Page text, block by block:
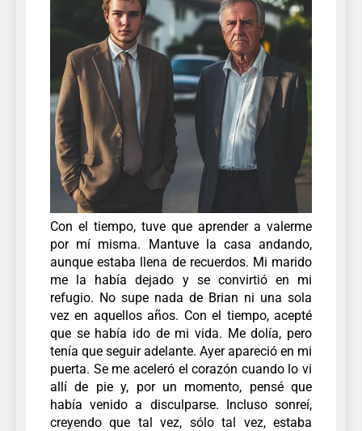
Con el tiempo, tuve que aprender a valerme
por mí misma. Mantuve la casa andando,
aunque estaba llena de recuerdos. Mi marido
me la había dejado y se convirtió en mi
refugio. No supe nada de Brian ni una sola
vez en aquellos años. Con el tiempo, acepté
que se había ido de mi vida. Me dolía, pero
tenía que seguir adelante. Ayer apareció en mi
puerta. Se me aceleró el corazón cuando lo vi
allí de pie y, por un momento, pensé que
había venido a disculparse. Incluso sonreí,
creyendo que tal vez, sólo tal vez, estaba